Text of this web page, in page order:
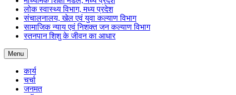
लोक स्वास्थ्य विभाग, मध्य प्रदेश
संचालनालय, खेल एवं युवा कल्याण विभाग
सामाजिक न्याय एवं निशक्त जन कल्याण विभाग
स्तनपान शिशु के जीवन का आधार
Menu
कार्य
चर्चा
जनमत